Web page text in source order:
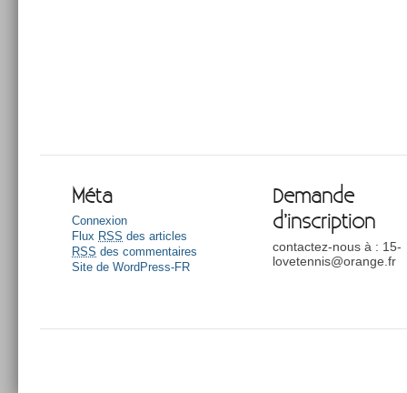
Méta
Connexion
Flux RSS des articles
RSS des commentaires
Site de WordPress-FR
Demande
d’inscription
contactez-nous à : 15-
lovetennis@orange.fr